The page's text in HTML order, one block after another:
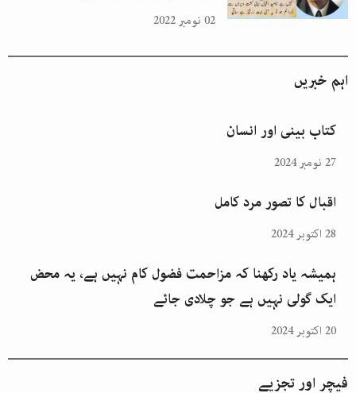
02 نومبر 2022
اہم خبریں
کتاب بینی اور انسان
27 نومبر 2024
اقبال کا تصور مرد کامل
28 اکتوبر 2024
ہمیشہ یاد رکھنا کہ مزاحمت فضول کام نہیں ہے، یہ محض
ایک گولی نہیں ہے جو چلادی جائے
20 اکتوبر 2024
فیچر اور تجزیے